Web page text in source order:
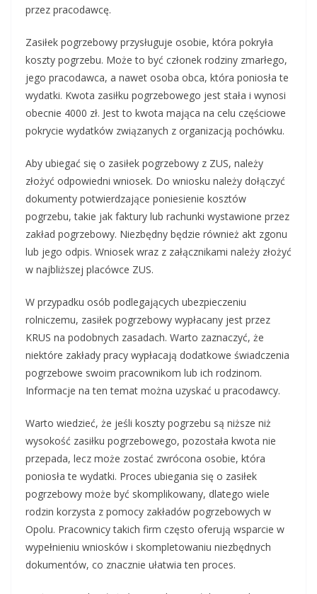
przez pracodawcę.
Zasiłek pogrzebowy przysługuje osobie, która pokryła
koszty pogrzebu. Może to być członek rodziny zmarłego,
jego pracodawca, a nawet osoba obca, która poniosła te
wydatki. Kwota zasiłku pogrzebowego jest stała i wynosi
obecnie 4000 zł. Jest to kwota mająca na celu częściowe
pokrycie wydatków związanych z organizacją pochówku.
Aby ubiegać się o zasiłek pogrzebowy z ZUS, należy
złożyć odpowiedni wniosek. Do wniosku należy dołączyć
dokumenty potwierdzające poniesienie kosztów
pogrzebu, takie jak faktury lub rachunki wystawione przez
zakład pogrzebowy. Niezbędny będzie również akt zgonu
lub jego odpis. Wniosek wraz z załącznikami należy złożyć
w najbliższej placówce ZUS.
W przypadku osób podlegających ubezpieczeniu
rolniczemu, zasiłek pogrzebowy wypłacany jest przez
KRUS na podobnych zasadach. Warto zaznaczyć, że
niektóre zakłady pracy wypłacają dodatkowe świadczenia
pogrzebowe swoim pracownikom lub ich rodzinom.
Informacje na ten temat można uzyskać u pracodawcy.
Warto wiedzieć, że jeśli koszty pogrzebu są niższe niż
wysokość zasiłku pogrzebowego, pozostała kwota nie
przepada, lecz może zostać zwrócona osobie, która
poniosła te wydatki. Proces ubiegania się o zasiłek
pogrzebowy może być skomplikowany, dlatego wiele
rodzin korzysta z pomocy zakładów pogrzebowych w
Opolu. Pracownicy takich firm często oferują wsparcie w
wypełnieniu wniosków i skompletowaniu niezbędnych
dokumentów, co znacznie ułatwia ten proces.